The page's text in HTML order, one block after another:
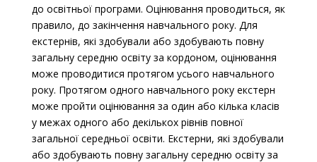
до освітньої програми. Оцінювання проводиться, як
правило, до закінчення навчального року. Для
екстернів, які здобували або здобувають повну
загальну середню освіту за кордоном, оцінювання
може проводитися протягом усього навчального
року. Протягом одного навчального року екстерн
може пройти оцінювання за один або кілька класів
у межах одного або декількох рівнів повної
загальної середньої освіти. Екстерни, які здобували
або здобувають повну загальну середню освіту за